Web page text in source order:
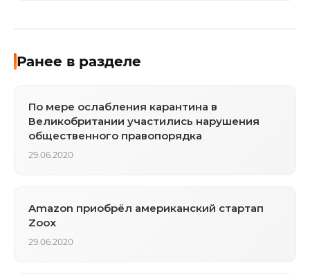
Ранее в разделе
По мере ослабления карантина в
Великобритании участились нарушения
общественного правопорядка
29.06.2020
Amazon приобрёл американский стартап
Zoox
29.06.2020